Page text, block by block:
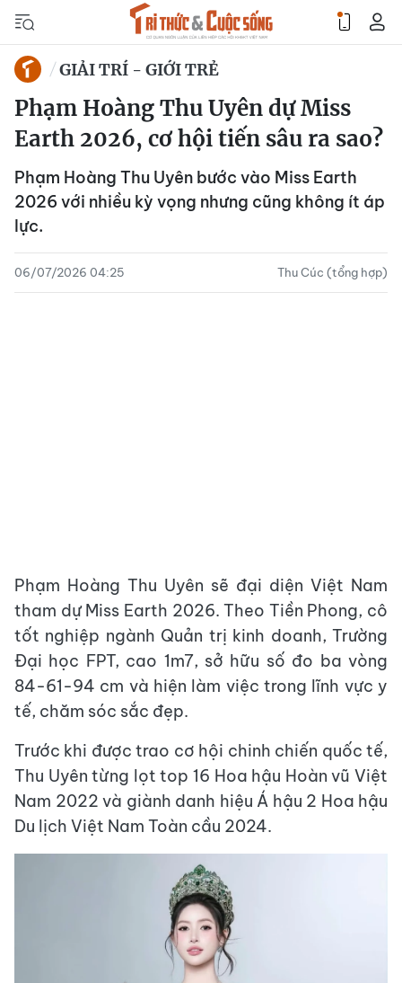
GIẢI TRÍ - GIỚI TRẺ
Phạm Hoàng Thu Uyên dự Miss
Earth 2026, cơ hội tiến sâu ra sao?
Phạm Hoàng Thu Uyên bước vào Miss Earth
2026 với nhiều kỳ vọng nhưng cũng không ít áp
lực.
06/07/2026 04:25 Thu Cúc (tổng hợp)
Phạm Hoàng Thu Uyên sẽ đại diện Việt Nam
tham dự Miss Earth 2026. Theo Tiền Phong, cô
tốt nghiệp ngành Quản trị kinh doanh, Trường
Đại học FPT, cao 1m7, sở hữu số đo ba vòng
84-61-94 cm và hiện làm việc trong lĩnh vực y
tế, chăm sóc sắc đẹp.
Trước khi được trao cơ hội chinh chiến quốc tế,
Thu Uyên từng lọt top 16 Hoa hậu Hoàn vũ Việt
Nam 2022 và giành danh hiệu Á hậu 2 Hoa hậu
Du lịch Việt Nam Toàn cầu 2024.